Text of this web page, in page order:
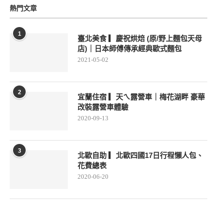
熱門文章
1
臺北美食 ▎慶祝烘焙 (原/野上麵包天母
店)｜日本師傅傳承經典歐式麵包
2021-05-02
2
宜蘭住宿 ▎天ㄟ露營車｜梅花湖畔 豪華
改裝露營車體驗
2020-09-13
3
北歐自助 ▎北歐四國17日行程懶人包、
花費總表
2020-06-20